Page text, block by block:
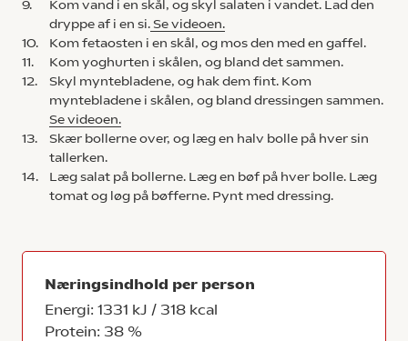
9.
Kom vand i en skål, og skyl salaten i vandet. Lad den
dryppe af i en si. Se videoen.
10.
Kom fetaosten i en skål, og mos den med en gaffel.
11.
Kom yoghurten i skålen, og bland det sammen.
12.
Skyl myntebladene, og hak dem fint. Kom
myntebladene i skålen, og bland dressingen sammen.
Se videoen.
13.
Skær bollerne over, og læg en halv bolle på hver sin
tallerken.
14.
Læg salat på bollerne. Læg en bøf på hver bolle. Læg
tomat og løg på bøfferne. Pynt med dressing.
Næringsindhold per person
Energi: 1331 kJ / 318 kcal
Protein: 38 %